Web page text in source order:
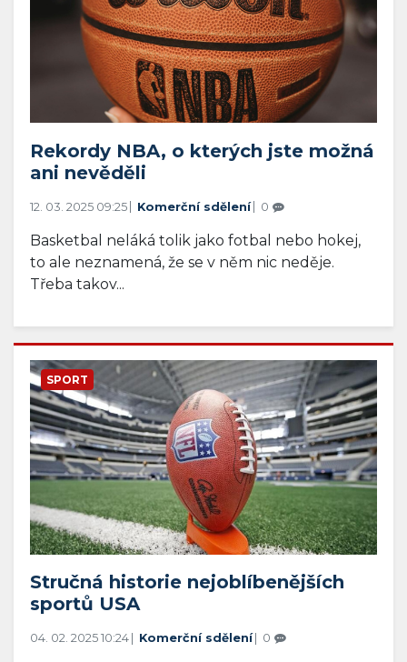
Rekordy NBA, o kterých jste možná
ani nevěděli
12. 03. 2025 09:25 Komerční sdělení 0
Basketbal neláká tolik jako fotbal nebo hokej,
to ale neznamená, že se v něm nic neděje.
Třeba takov...
SPORT
Stručná historie nejoblíbenějších
sportů USA
04. 02. 2025 10:24 Komerční sdělení 0